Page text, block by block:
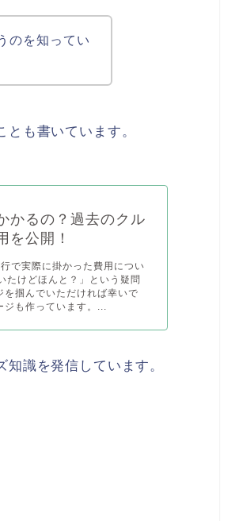
のを知ってい
も書いています。
かるの？過去のクル
を公開！
で実際に掛かった費用につい
たけどほんと？」という疑問
掴んでいただければ幸いで
ジも作っています。...
識を発信しています。